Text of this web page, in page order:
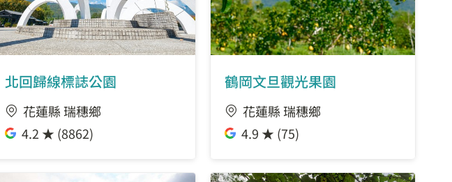
北回歸線標誌公園
花蓮縣 瑞穗鄉
4.2 ★ (8862)
鶴岡文旦觀光果園
花蓮縣 瑞穗鄉
4.9 ★ (75)